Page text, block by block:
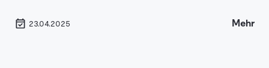
23.04.2025 Mehr